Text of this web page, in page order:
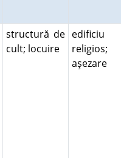
structură de
cult; locuire
edificiu
religios;
aşezare